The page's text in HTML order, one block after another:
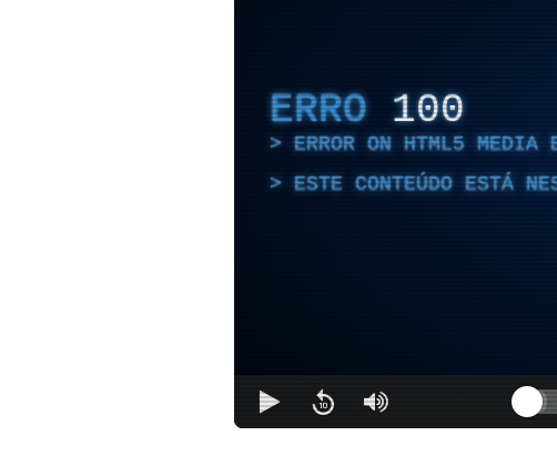
ERRO 100
ERROR ON HTML5 MEDIA
ESTE CONTEÚDO ESTÁ